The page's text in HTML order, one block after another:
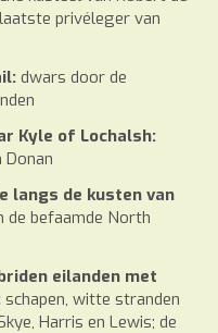
privéleger van
dwars door de
Kyle of Lochalsh:
Donan
langs de kusten van
de befaamde North
eilanden met
schapen, witte stranden
Harris en Lewis; de